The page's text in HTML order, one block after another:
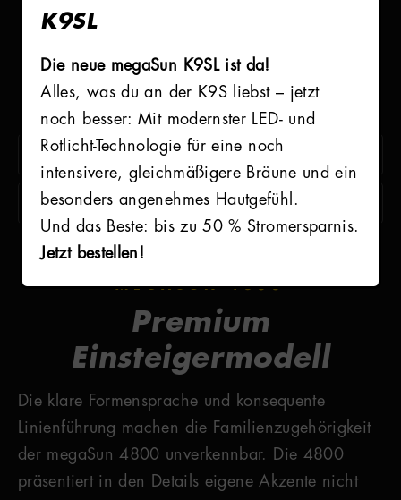
K9SL
Die neue megaSun K9SL ist da!
Alles, was du an der K9S liebst – jetzt
noch besser: Mit modernster LED- und
Rotlicht-Technologie für eine noch
intensivere, gleichmäßigere Bräune und ein
besonders angenehmes Hautgefühl.
Und das Beste: bis zu 50 % Stromersparnis.
Jetzt bestellen!
SERIE
Alle Informationen zum Download:
PROSPEKT OMEGA SERIE
DATENBLATT MEGASUN 4800
MEGASUN 4800
Premium
Einsteigermodell
Die klare Formensprache und konsequente
Linienführung machen die Familienzugehörigkeit
der megaSun 4800 unverkennbar. Die 4800
präsentiert in den Details eigene Akzente nicht